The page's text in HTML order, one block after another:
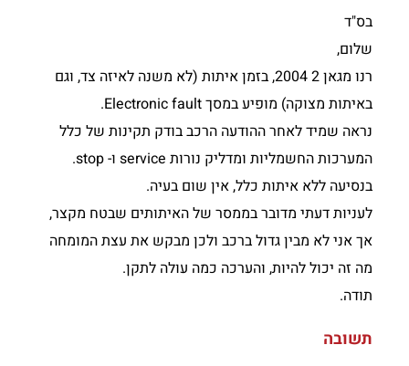
בס"ד
שלום,
רנו מגאן 2 2004, בזמן איתות (לא משנה לאיזה צד, וגם
באיתות מצוקה) מופיע במסך Electronic fault.
נראה שמיד לאחר ההודעה הרכב בודק תקינות של כלל
המערכות החשמליות ומדליק נורות service ו- stop.
בנסיעה ללא איתות כלל, אין שום בעיה.
לעניות דעתי מדובר בממסר של האיתותים שבטח מקצר,
אך אני לא מבין גדול ברכב ולכן מבקש את עצת המומחה
מה זה יכול להיות, והערכה כמה עולה לתקן.
תודה.
תשובה